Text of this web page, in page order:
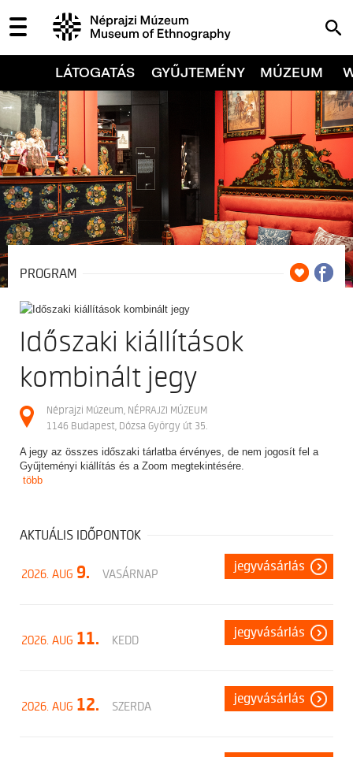
LÁTOGATÁS GYŰJTEMÉNY MÚZEUM
PROGRAM
Időszaki kiállítások
kombinált jegy
Néprajzi Múzeum, NÉPRAJZI MÚZEUM
1146 Budapest, Dózsa György út 35.
A jegy az összes időszaki tárlatba érvényes, de nem jogosít fel a
Gyűjteményi kiállítás és a Zoom megtekintésére.
több
AKTUÁLIS IDŐPONTOK
2026. AUG 9. VASÁRNAP
jegyvásárlás
2026. AUG 11. KEDD
jegyvásárlás
2026. AUG 12. SZERDA
jegyvásárlás